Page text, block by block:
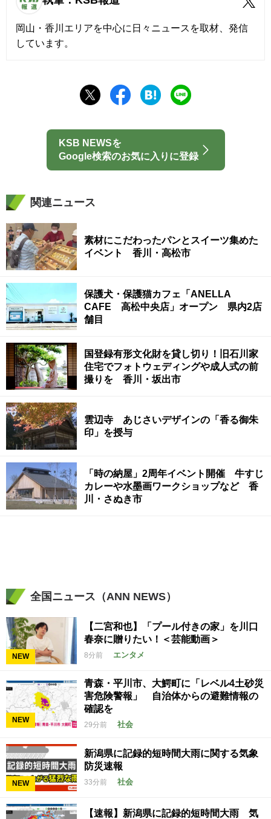
岡山・香川エリアを中心に日々ニュースを取材、発信
しています。
KSB NEWSを
Google検索のお気に入りに登録
関連ニュース
素材にこだわったパンとスイーツ集めた
イベント 香川・高松市
保護犬・保護猫カフェ「ANELLA
CAFE 高松中央店」オープン 県内2店
舗目
国登録有形文化財を貸し切り！旧石川家
住宅でフォトウェディングや成人式の前
撮りを 香川・坂出市
雲辺寺 あじさいデザインの「香る御朱
印」を授与
「時の納屋」2周年イベント開催 牛すじ
カレーや水墨画ワークショップなど 香
川・さぬき市
全国ニュース（ANN NEWS）
NEW
【二宮和也】「プール付きの家」を川口
春奈に贈りたい！＜芸能動画＞
8分前 エンタメ
NEW
青森・平川市、大鰐町に「レベル4土砂災
害危険警報」 自治体からの避難情報の
確認を
29分前 社会
NEW
新潟県に記録的短時間大雨に関する気象
防災速報
33分前 社会
【速報】新潟県に記録的短時間大雨 気